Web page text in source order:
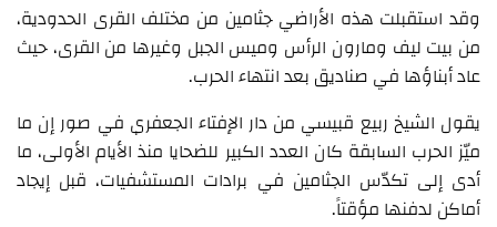
وقد استقبلت هذه الأراضي جثامين من مختلف القرى الحدودية،
من بيت ليف ومارون الرأس وميس الجبل وغيرها من القرى، حيث
عاد أبناؤها في صناديق بعد انتهاء الحرب.
يقول الشيخ ربيع قبيسي من دار الإفتاء الجعفري في صور إن ما
ميّز الحرب السابقة كان العدد الكبير للضحايا منذ الأيام الأولى، ما
أدى إلى تكدّس الجثامين في برادات المستشفيات، قبل إيجاد
أماكن لدفنها مؤقتاً.